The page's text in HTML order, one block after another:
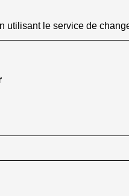
utilisant le service de